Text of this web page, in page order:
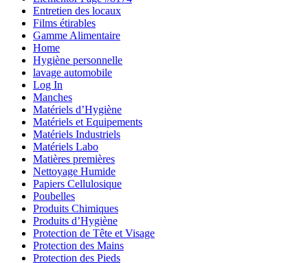
Entretien des locaux
Films étirables
Gamme Alimentaire
Home
Hygiène personnelle
lavage automobile
Log In
Manches
Matériels d’Hygiène
Matériels et Equipements
Matériels Industriels
Matériels Labo
Matières premières
Nettoyage Humide
Papiers Cellulosique
Poubelles
Produits Chimiques
Produits d’Hygiène
Protection de Tête et Visage
Protection des Mains
Protection des Pieds